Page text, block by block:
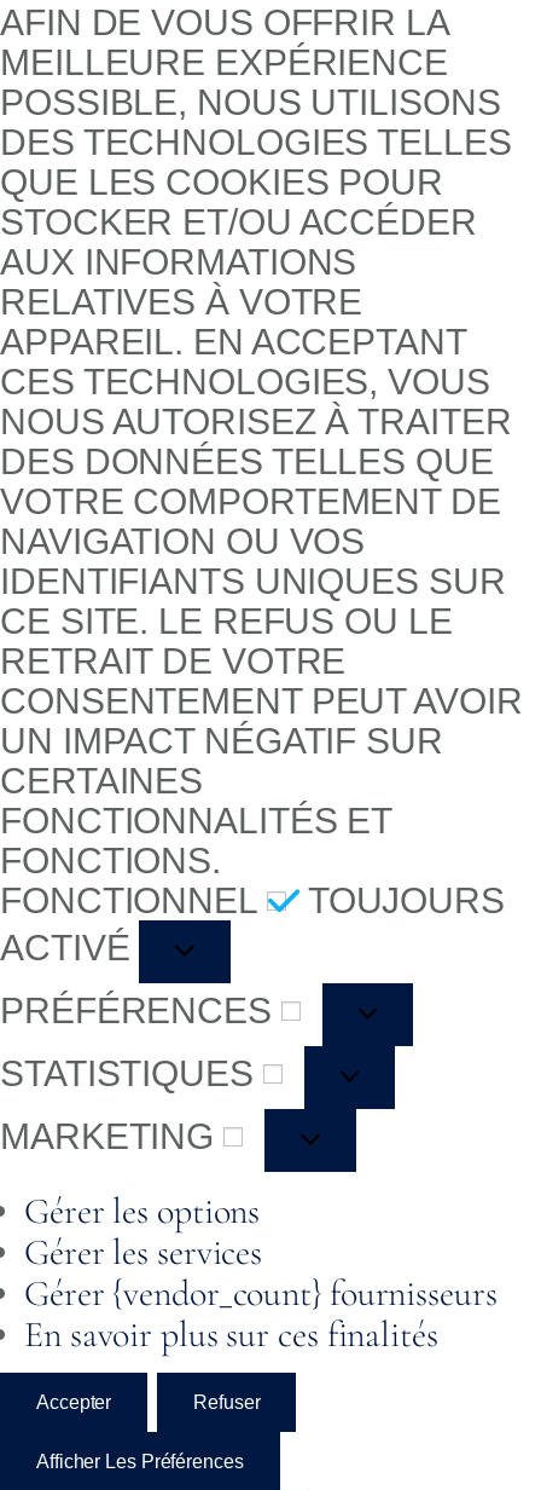
AFIN DE VOUS OFFRIR LA
MEILLEURE EXPÉRIENCE
POSSIBLE, NOUS UTILISONS
DES TECHNOLOGIES TELLES
QUE LES COOKIES POUR
STOCKER ET/OU ACCÉDER
AUX INFORMATIONS
RELATIVES À VOTRE
APPAREIL. EN ACCEPTANT
CES TECHNOLOGIES, VOUS
NOUS AUTORISEZ À TRAITER
DES DONNÉES TELLES QUE
VOTRE COMPORTEMENT DE
NAVIGATION OU VOS
IDENTIFIANTS UNIQUES SUR
CE SITE. LE REFUS OU LE
RETRAIT DE VOTRE
CONSENTEMENT PEUT AVOIR
UN IMPACT NÉGATIF SUR
CERTAINES
FONCTIONNALITÉS ET
FONCTIONS.
FONCTIONNEL
TOUJOURS
ACTIVÉ
PRÉFÉRENCES
STATISTIQUES
MARKETING
Gérer les options
Gérer les services
Gérer {vendor_count} fournisseurs
En savoir plus sur ces finalités
Accepter Refuser
Afficher Les Préférences